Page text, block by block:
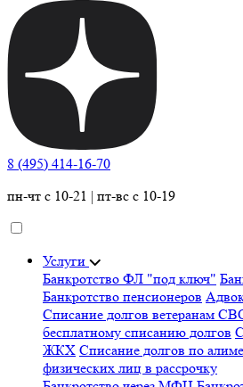
8 (495) 414-16-70
пн-чт с 10-21 | пт-вс с 10-19
Услуги
Банкротство ФЛ "под ключ"
Банкротство пенсионеров
Списание долгов ветеранам
бесплатному списанию долгов
ЖКХ Списание долгов по
физических лиц в рассрочку